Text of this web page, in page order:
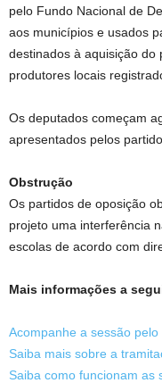
pelo Fundo Nacional de
aos municípios e usados
destinados à aquisição do
produtores locais
Os deputados começam
apresentados pelos
Obstrução
Os partidos de oposição
projeto uma interferência
escolas de acordo com
Mais informações a
Acompanhe a sessão pelo
Saiba mais sobre a
Saiba como funcionam as